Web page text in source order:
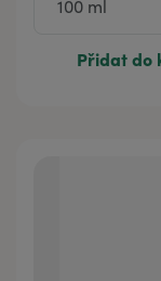
Přidat do